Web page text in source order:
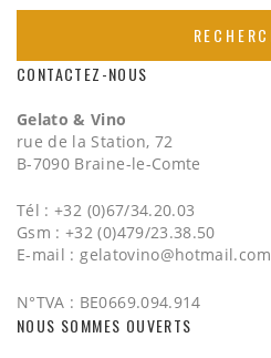
CONTACTEZ-NOUS
Gelato & Vino
rue de la Station, 72
B-7090 Braine-le-Comte
Tél : +32 (0)67/34.20.03
Gsm : +32 (0)479/23.38.50
E-mail :gelatovino@hotmail.com
N°TVA : BE0669.094.914
NOUS SOMMES OUVERTS